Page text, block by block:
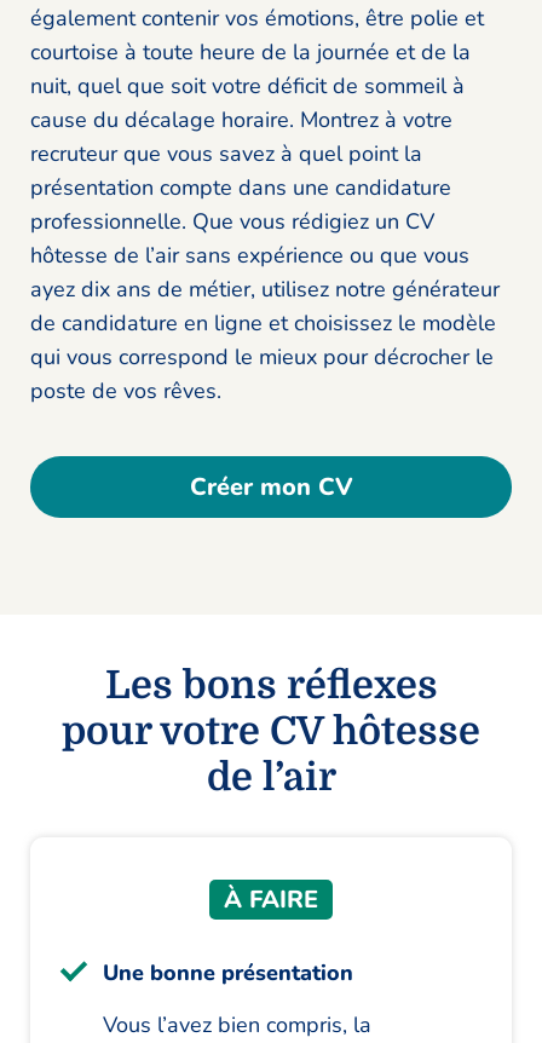
également contenir vos émotions, être polie et
courtoise à toute heure de la journée et de la
nuit, quel que soit votre déficit de sommeil à
cause du décalage horaire. Montrez à votre
recruteur que vous savez à quel point la
présentation compte dans une candidature
professionnelle. Que vous rédigiez un CV
hôtesse de l’air sans expérience ou que vous
ayez dix ans de métier, utilisez notre générateur
de candidature en ligne et choisissez le modèle
qui vous correspond le mieux pour décrocher le
poste de vos rêves.
Créer mon CV
Les bons réflexes
pour votre CV hôtesse
de l’air
À FAIRE
Une bonne présentation
Vous l’avez bien compris, la